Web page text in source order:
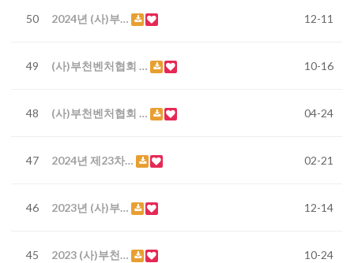
50 2024년 (사)부… 12-11
49 (사)부천벤처협회 … 10-16
48 (사)부천벤처협회 … 04-24
47 2024년 제23차… 02-21
46 2023년 (사)부… 12-14
45 2023 (사)부천… 10-24